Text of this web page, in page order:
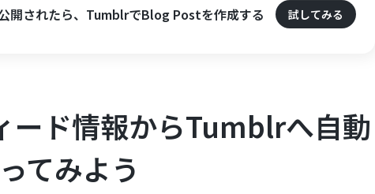
開されたら、TumblrでBlog Postを作成する 試してみる
ード情報からTumblrへ自動
てみよう